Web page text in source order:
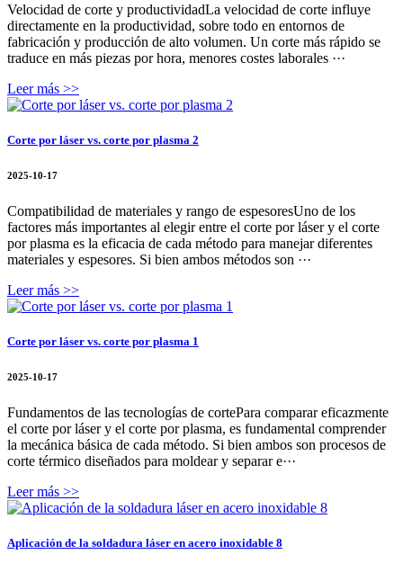
Velocidad de corte y productividadLa velocidad de corte influye
directamente en la productividad, sobre todo en entornos de
fabricación y producción de alto volumen. Un corte más rápido se
traduce en más piezas por hora, menores costes laborales ···
Leer más >>
Corte por láser vs. corte por plasma 2
2025-10-17
Compatibilidad de materiales y rango de espesoresUno de los
factores más importantes al elegir entre el corte por láser y el corte
por plasma es la eficacia de cada método para manejar diferentes
materiales y espesores. Si bien ambos métodos son ···
Leer más >>
Corte por láser vs. corte por plasma 1
2025-10-17
Fundamentos de las tecnologías de cortePara comparar eficazmente
el corte por láser y el corte por plasma, es fundamental comprender
la mecánica básica de cada método. Si bien ambos son procesos de
corte térmico diseñados para moldear y separar e···
Leer más >>
Aplicación de la soldadura láser en acero inoxidable 8